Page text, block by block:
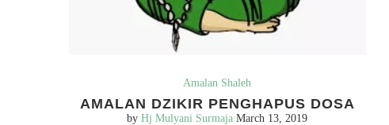
Amalan Shaleh
AMALAN DZIKIR PENGHAPUS DOSA
byHj Mulyani Surmaja March 13, 2019